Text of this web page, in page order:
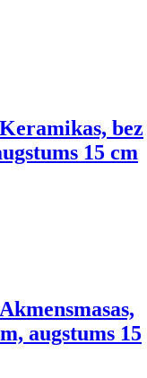
Keramikas, bez
15 cm
Akmensmasas,
augstums 15